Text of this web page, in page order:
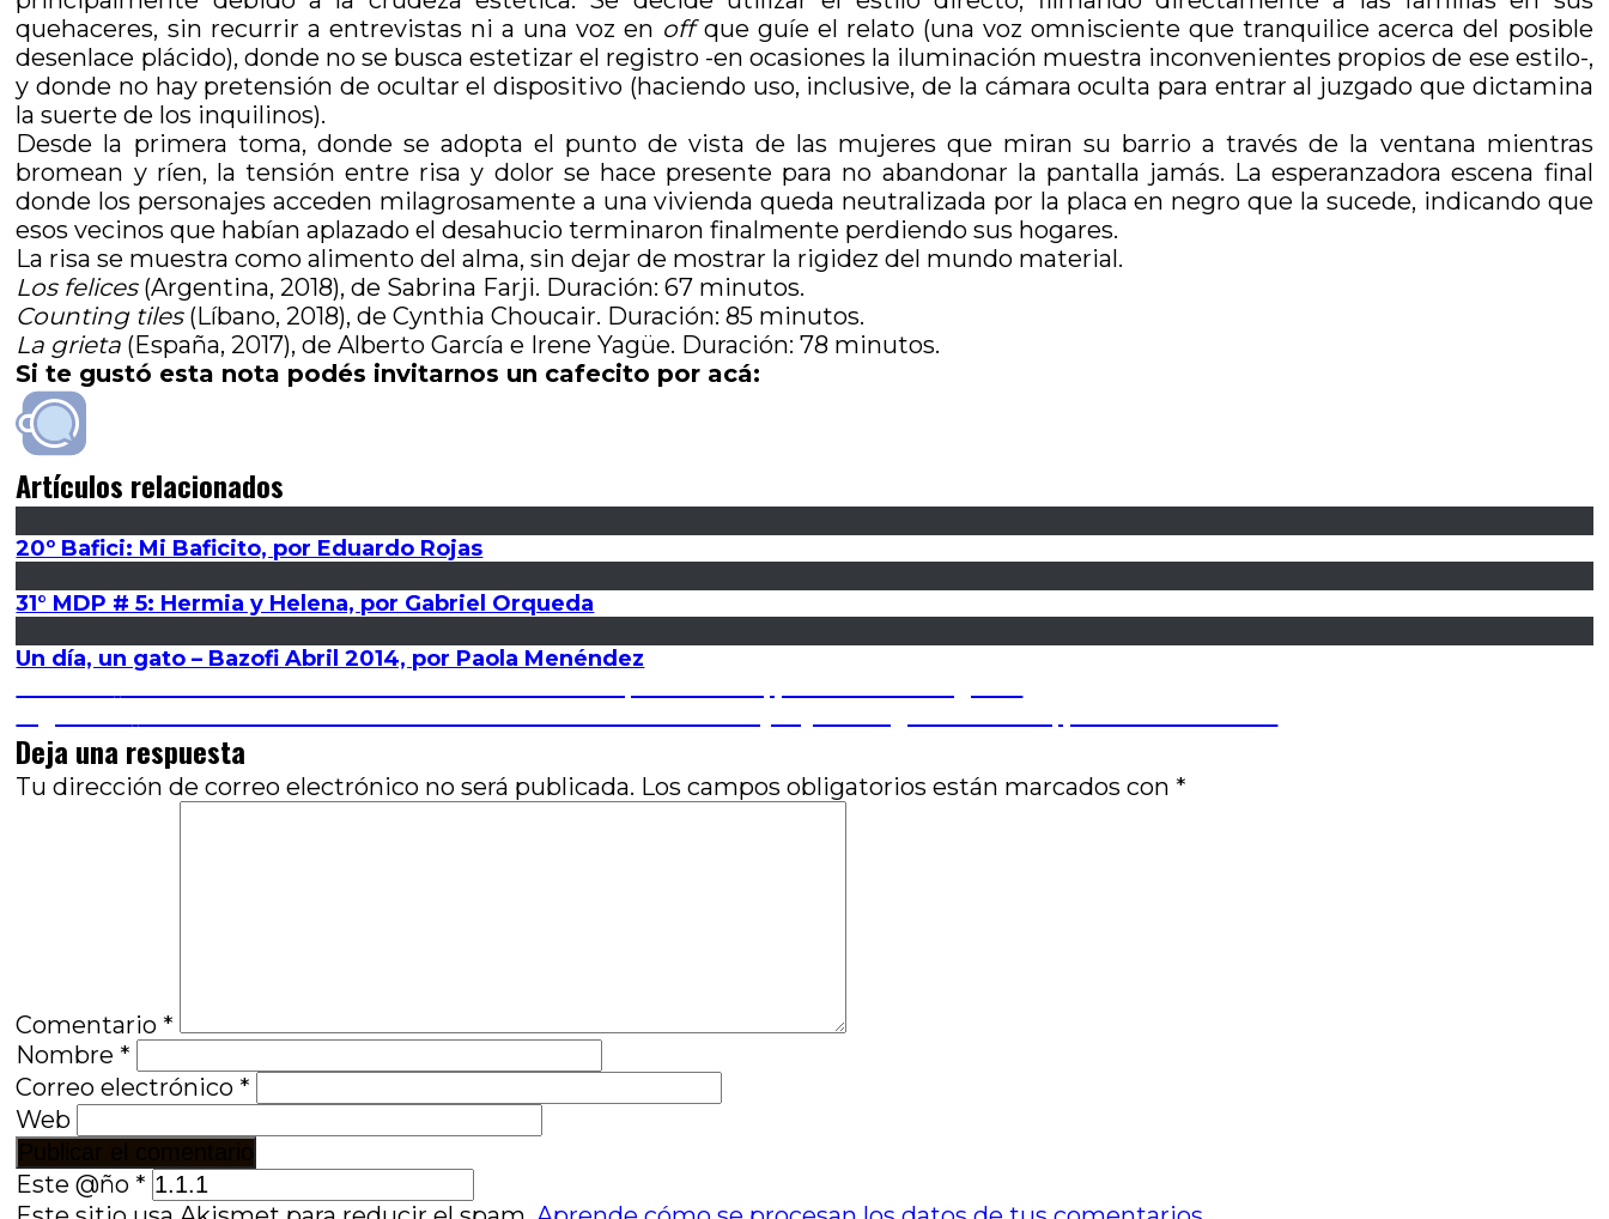
quehaceres, sin recurrir a entrevistas ni a una voz en offque guíe el relato (una voz omnisciente que tranquilice acerca del posible
desenlace plácido), donde no se busca estetizar el registro -en ocasiones la iluminación muestra inconvenientes propios de ese estilo-,
y donde no hay pretensión de ocultar el dispositivo (haciendo uso, inclusive, de la cámara oculta para entrar al juzgado que dictamina
la suerte de los inquilinos).
Desde la primera toma, donde se adopta el punto de vista de las mujeres que miran su barrio a través de la ventana mientras
bromean y ríen, la tensión entre risa y dolor se hace presente para no abandonar la pantalla jamás. La esperanzadora escena final
donde los personajes acceden milagrosamente a una vivienda queda neutralizada por la placa en negro que la sucede, indicando que
esos vecinos que habían aplazado el desahucio terminaron finalmente perdiendo sus hogares.
La risa se muestra como alimento del alma, sin dejar de mostrar la rigidez del mundo material.
Los felices (Argentina, 2018), de Sabrina Farji. Duración: 67 minutos.
Counting tiles (Líbano, 2018), de Cynthia Choucair. Duración: 85 minutos.
La grieta (España, 2017), de Alberto García e Irene Yagüe. Duración: 78 minutos.
Si te gustó esta nota podés invitarnos un cafecito por acá:
Artículos relacionados
20º Bafici: Mi Baficito, por Eduardo Rojas
31° MDP # 5: Hermia y Helena, por Gabriel Orqueda
Un día, un gato – Bazofi Abril 2014, por Paola Menéndez
Navegación
de
entradas
siguiente:
Deja una respuesta
Tu dirección de correo electrónico no será publicada. Los campos obligatorios están marcados con *
Comentario *
Nombre *
Correo electrónico *
Web
Este @ño *